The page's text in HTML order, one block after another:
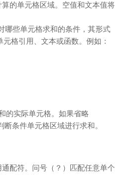
算的单元格区域。空值和文本值将
哪些单元格求和的条件，其形式
格引用、文本或函数。例如：
的实际单元格。如果省略
条件单元格区域进行求和。
配符。问号（？）匹配任意单个